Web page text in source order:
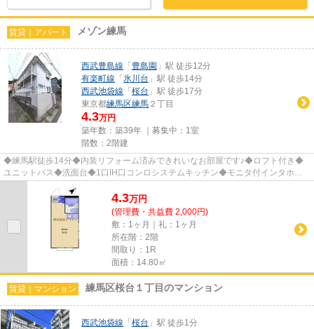
賃貸｜アパート メゾン練馬
西武豊島線 「 豊島園 」駅 徒歩12分
有楽町線 「 氷川台 」駅 徒歩14分
西武池袋線 「 桜台 」駅 徒歩17分
東京都練馬区練馬 ２丁目
4.3万円
築年数：築39年 ｜募集中： 1室
階数：2階建
◆練馬駅徒歩14分◆内装リフォーム済みできれいなお部屋です♪◆ロフト付き◆
ユニットバス◆洗面台◆1口IH口コンロシステムキッチン◆モニタ付インタホン
4.3万円
(管理費・共益費 2,000円)
敷：1ヶ月｜礼：1ヶ月
所在階：2階
間取り：1R
面積：14.80㎡
賃貸｜マンション 練馬区桜台１丁目のマンション
西武池袋線 「 桜台 」駅 徒歩1分